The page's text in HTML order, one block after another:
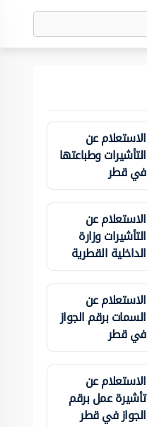
الاستعلام عن
التأشيرات وطباعتها
في قطر
الاستعلام عن
التأشيرات وزارة
الداخلية ‏القطرية
الاستعلام عن
السمات برقم الجواز
في قطر
الاستعلام عن
تأشيرة عمل برقم
الجواز في قطر